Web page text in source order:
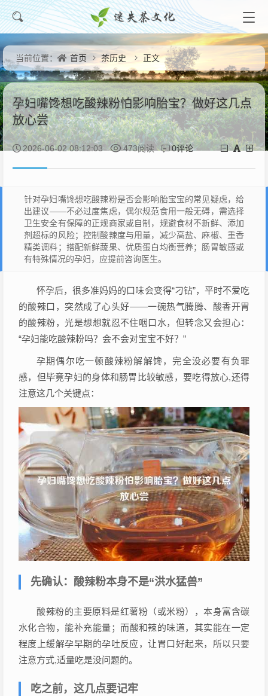
当前位置： 首页 茶历史 正文
孕妇嘴馋想吃酸辣粉怕影响胎宝？做好这几点
放心尝
2026-06-02 08:12:03 473阅读 0评论
针对孕妇嘴馋想吃酸辣粉是否会影响胎宝宝的常见疑虑，给
出建议——不必过度焦虑，偶尔规范食用一般无碍，需选择
卫生安全有保障的正规商家或自制，规避食材不新鲜、添加
剂超标的风险；控制酸辣度与用量，减少高盐、麻椒、重香
精类调料；搭配新鲜蔬果、优质蛋白均衡营养；肠胃敏感或
有特殊情况的孕妇，应提前咨询医生。
怀孕后，很多准妈妈的口味会变得“刁钻”，平时不爱吃
的酸辣口，突然成了心头好——一碗热气腾腾、酸香开胃
的酸辣粉，光是想想就忍不住咽口水，但转念又会担心：
“孕妇能吃酸辣粉吗？会不会对宝宝不好？”
孕期偶尔吃一顿酸辣粉解解馋，完全没必要有负罪
感，但毕竟孕妇的身体和肠胃比较敏感，要吃得放心,还得
注意这几个关键点：
先确认：酸辣粉本身不是“洪水猛兽”
酸辣粉的主要原料是红薯粉（或米粉），本身富含碳
水化合物，能补充能量；而酸和辣的味道，其实能在一定
程度上缓解孕早期的孕吐反应，让胃口好起来，所以只要
注意方式,适量吃是没问题的。
吃之前，这几点要记牢